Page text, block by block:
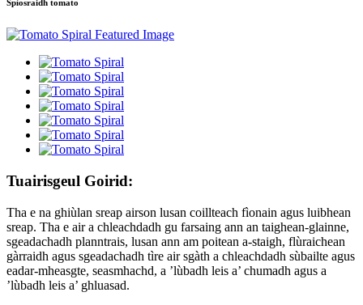
Spìosraidh tomato
Tuairisgeul Goirid:
Tha e na ghiùlan sreap airson lusan coillteach fìonain agus luibhean
sreap. Tha e air a chleachdadh gu farsaing ann an taighean-glainne,
sgeadachadh planntrais, lusan ann am poitean a-staigh, flùraichean
gàrraidh agus sgeadachadh tìre air sgàth a chleachdadh sùbailte agus
eadar-mheasgte, seasmhachd, a ’lùbadh leis a’ chumadh agus a
’lùbadh leis a’ ghluasad.